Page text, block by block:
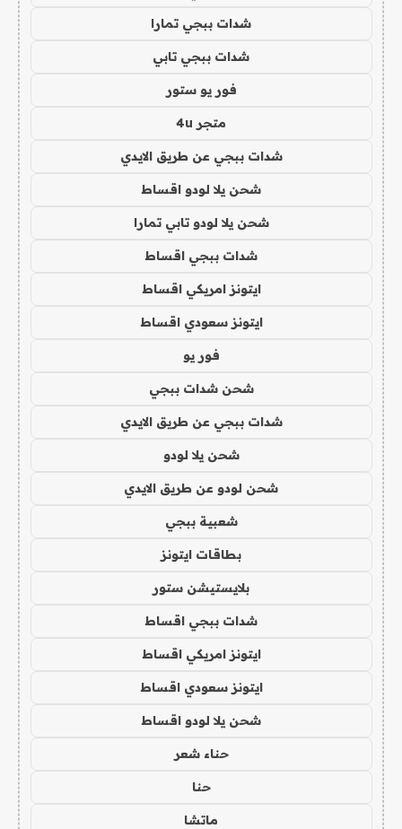
شدات ببجي تمارا
شدات ببجي تابي
فور يو ستور
متجر 4u
شدات ببجي عن طريق الايدي
شحن يلا لودو اقساط
شحن يلا لودو تابي تمارا
شدات ببجي اقساط
ايتونز امريكي اقساط
ايتونز سعودي اقساط
فور يو
شحن شدات ببجي
شدات ببجي عن طريق الايدي
شحن يلا لودو
شحن لودو عن طريق الايدي
شعبية ببجي
بطاقات ايتونز
بلايستيشن ستور
شدات ببجي اقساط
ايتونز امريكي اقساط
ايتونز سعودي اقساط
شحن يلا لودو اقساط
حناء شعر
حنا
ماتشا